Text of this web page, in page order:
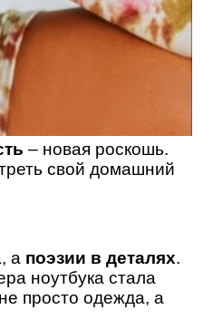
– новая роскошь.
свой домашний
а поэзии в деталях.
ноутбука стала
просто одежда, а